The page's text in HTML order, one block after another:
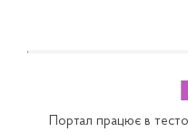
Портал працює в